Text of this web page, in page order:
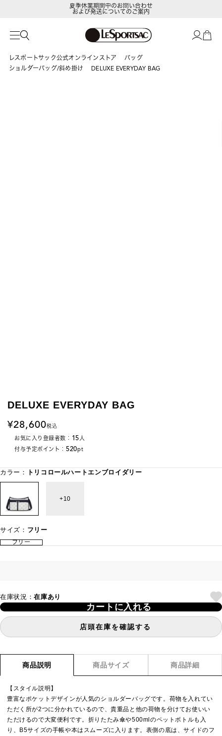
LeSportsac Member's Club
夏季休業期間中のお問い合わせ
および発送についてのご案内
レスポートサック公式オンラインストア
バッグ
ショルダーバッグ/斜め掛け
DELUXE EVERYDAY BAG
DELUXE EVERYDAY BAG
28,600税込
お気に入り登録者数： 15人
付与予定ポイント： 520pt
カラー： トリコロールハートエンブロイダリー
10
サイズ： フリー
フリー
在庫状況：在庫あり
カートに入れる
店頭在庫を確認する
商品説明 商品サイズ 商品詳細
【スタイル説明】
豊富なポケットデザインが人気のショルダーバッグです。荷物を入れてい
ただく所が2つに分かれているので、貴重品と他の荷物を分けてお使いい
ただけるので大変便利です。折りたたみ傘や500mlのペットボトルも入
り、B5サイズの手帳や本はスムーズに入ります。表側の底は、サイドのフ